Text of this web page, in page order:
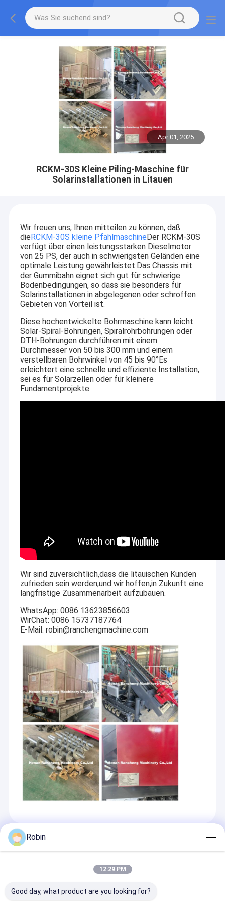
Apr 01, 2025
RCKM-30S Kleine Piling-Maschine für
Solarinstallationen in Litauen
Wir freuen uns, Ihnen mitteilen zu können, daß
die RCKM-30S kleine Pfahlmaschine Der RCKM-30S
verfügt über einen leistungsstarken Dieselmotor
von 25 PS, der auch in schwierigsten Geländen eine
optimale Leistung gewährleistet.Das Chassis mit
der Gummibahn eignet sich gut für schwierige
Bodenbedingungen, so dass sie besonders für
Solarinstallationen in abgelegenen oder schroffen
Gebieten von Vorteil ist.
Diese hochentwickelte Bohrmaschine kann leicht
Solar-Spiral-Bohrungen, Spiralrohrbohrungen oder
DTH-Bohrungen durchführen.mit einem
Durchmesser von 50 bis 300 mm und einem
verstellbaren Bohrwinkel von 45 bis 90°Es
erleichtert eine schnelle und effiziente Installation,
sei es für Solarzellen oder für kleinere
Fundamentprojekte.
Wir sind zuversichtlich,dass die litauischen Kunden
zufrieden sein werden,und wir hoffen,in Zukunft eine
langfristige Zusammenarbeit aufzubauen.
WhatsApp: 0086 13623856603
WirChat: 0086 15737187764
E-Mail: robin@ranchengmachine.com
Empfohlene Produkte
Robin
12:29 PM
Good day, what product are you looking for?